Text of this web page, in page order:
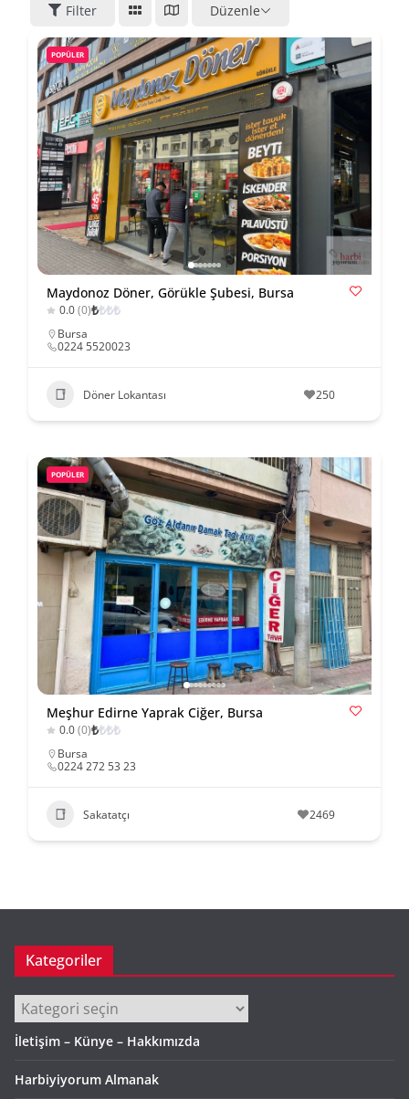
Filter
Düzenle
POPÜLER
Maydonoz Döner, Görükle Şubesi, Bursa
0.0(0)₺₺₺₺
Bursa
0224 5520023
Döner Lokantası 250
POPÜLER
Meşhur Edirne Yaprak Ciğer, Bursa
0.0(0)₺₺₺₺
Bursa
0224 272 53 23
Sakatatçı 2469
Kategoriler
Kategoriler
İletişim – Künye – Hakkımızda
Harbiyiyorum Almanak